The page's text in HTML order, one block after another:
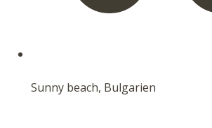
Sunny beach, Bulgarien